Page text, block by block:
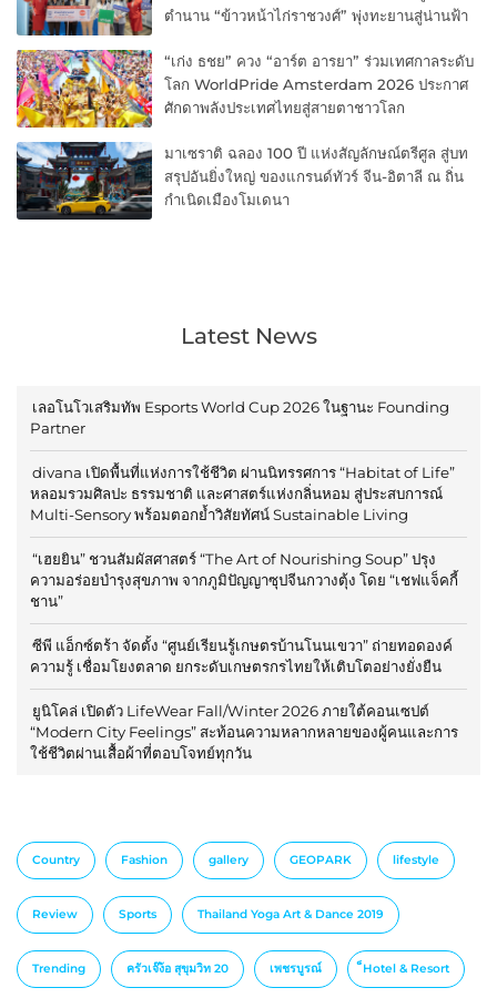
ตำนาน “ข้าวหน้าไก่ราชวงศ์” พุ่งทะยานสู่น่านฟ้า
“เก่ง ธชย” ควง “อาร์ต อารยา” ร่วมเทศกาลระดับ
โลก WorldPride Amsterdam 2026 ประกาศ
ศักดาพลังประเทศไทยสู่สายตาชาวโลก
มาเซราติ ฉลอง 100 ปี แห่งสัญลักษณ์ตรีศูล สู่บท
สรุปอันยิ่งใหญ่ ของแกรนด์ทัวร์ จีน-อิตาลี ณ ถิ่น
กำเนิดเมืองโมเดนา
Latest News
เลอโนโวเสริมทัพ Esports World Cup 2026 ในฐานะ Founding
Partner
divana เปิดพื้นที่แห่งการใช้ชีวิต ผ่านนิทรรศการ “Habitat of Life”
หลอมรวมศิลปะ ธรรมชาติ และศาสตร์แห่งกลิ่นหอม สู่ประสบการณ์
Multi-Sensory พร้อมตอกย้ำวิสัยทัศน์ Sustainable Living
“เฮยยิน” ชวนสัมผัสศาสตร์ “The Art of Nourishing Soup” ปรุง
ความอร่อยบำรุงสุขภาพ จากภูมิปัญญาซุปจีนกวางตุ้ง โดย “เชฟแจ็คกี้
ชาน”
ซีพี แอ็กซ์ตร้า จัดตั้ง “ศูนย์เรียนรู้เกษตรบ้านโนนเขวา” ถ่ายทอดองค์
ความรู้ เชื่อมโยงตลาด ยกระดับเกษตรกรไทยให้เติบโตอย่างยั่งยืน
ยูนิโคล่ เปิดตัว LifeWear Fall/Winter 2026 ภายใต้คอนเซปต์
“Modern City Feelings” สะท้อนความหลากหลายของผู้คนและการ
ใช้ชีวิตผ่านเสื้อผ้าที่ตอบโจทย์ทุกวัน
Country Fashion gallery GEOPARK lifestyle
Review Sports Thailand Yoga Art & Dance 2019
Trending ครัวเจ๊ง้อ สุขุมวิท 20 เพชรบูรณ์ ็Hotel & Resort